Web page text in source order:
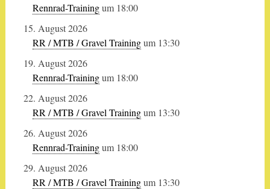
Rennrad-Trainingum 18:00
15. August 2026
RR / MTB / Gravel Trainingum 13:30
19. August 2026
Rennrad-Trainingum 18:00
22. August 2026
RR / MTB / Gravel Trainingum 13:30
26. August 2026
Rennrad-Trainingum 18:00
29. August 2026
RR / MTB / Gravel Trainingum 13:30